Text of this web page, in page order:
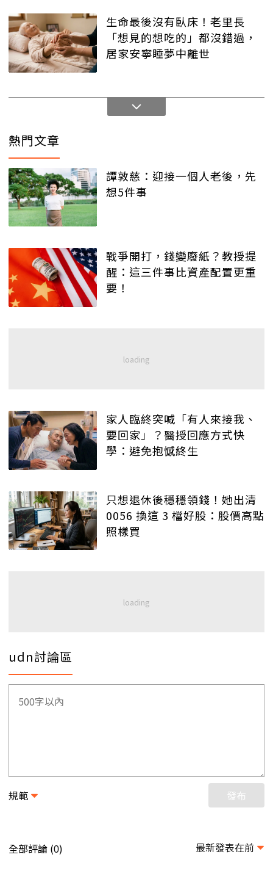
生命最後沒有臥床！老里長
「想見的想吃的」都沒錯過，
居家安寧睡夢中離世
熱門文章
譚敦慈：迎接一個人老後，先
想5件事
戰爭開打，錢變廢紙？教授提
醒：這三件事比資產配置更重
要！
家人臨終突喊「有人來接我、
要回家」？醫授回應方式快
學：避免抱憾終生
只想退休後穩穩領錢！她出清
0056 換這 3 檔好股：股價高點
照樣買
udn討論區
規範 發布
全部評論 (0) 最新發表在前